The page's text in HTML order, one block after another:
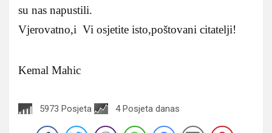
su nas napustili.
Vjerovatno,i Vi osjetite isto,poštovani citatelji!
Kemal Mahic
5973 Posjeta 4 Posjeta danas